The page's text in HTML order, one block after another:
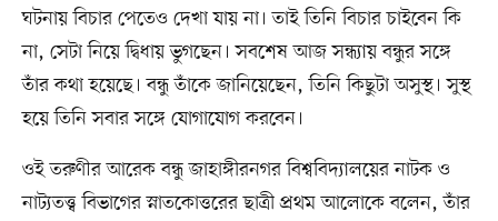
ঘটনায় বিচার পেতেও দেখা যায় না। তাই তিনি বিচার চাইবেন কি
না, সেটা নিয়ে দ্বিধায় ভুগছেন। সবশেষ আজ সন্ধ্যায় বন্ধুর সঙ্গে
তাঁর কথা হয়েছে। বন্ধু তাঁকে জানিয়েছেন, তিনি কিছুটা অসুস্থ। সুস্থ
হয়ে তিনি সবার সঙ্গে যোগাযোগ করবেন।
ওই তরুণীর আরেক বন্ধু জাহাঙ্গীরনগর বিশ্ববিদ্যালয়ের নাটক ও
নাট্যতত্ত্ব বিভাগের স্নাতকোত্তরের ছাত্রী প্রথম আলোকে বলেন, তাঁর